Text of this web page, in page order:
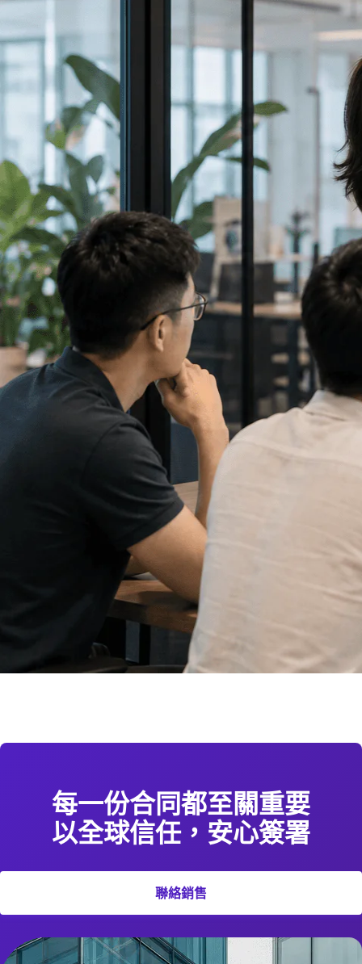
每一份合同都至關重要
以全球信任，安心簽署
聯絡銷售